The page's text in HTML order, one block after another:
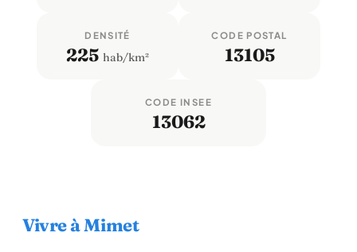
DENSITÉ
225 hab/km²
CODE POSTAL
13105
CODE INSEE
13062
Vivre à Mimet